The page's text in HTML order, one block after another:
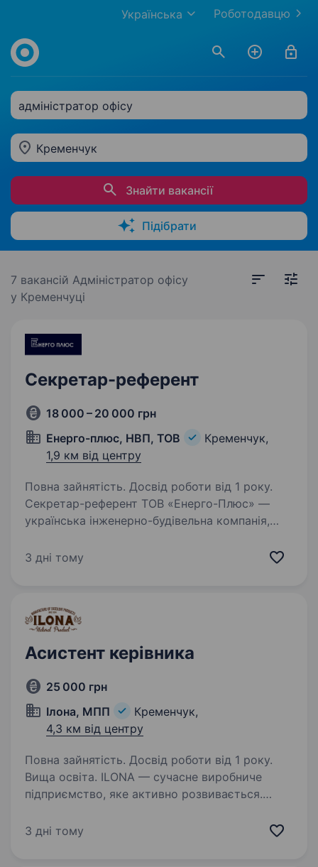
Роботодавцю
Українська
адміністратор офісу
Кременчук
Знайти вакансії
Підібрати
7 вакансій Адміністратор офісу
у Кременчуці
Секретар-референт
18 000 – 20 000 грн
Енерго-плюс, НВП, ТОВ
Кременчук,
1,9 км від центру
Повна зайнятість. Досвід роботи від 1 року.
Секретар-референт ТОВ «Енерго-Плюс» —
українська інженерно-будівельна компанія,
енергетичної інфраструктури, запрошує
3 дні тому
Асистент керівника
25 000 грн
Ілона, МПП
Кременчук,
4,3 км від центру
Повна зайнятість. Досвід роботи від 1 року.
Вища освіта. ILONA — сучасне виробниче
підприємство, яке активно розвивається.
керівника, який забезпечить ефективну
3 дні тому